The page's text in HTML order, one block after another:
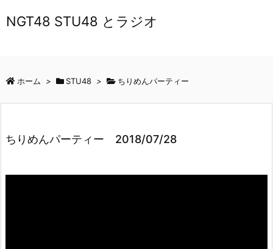
NGT48 STU48 とラジオ
ホーム > STU48 > ちりめんパーティー
ちりめんパーティー 2018/07/28